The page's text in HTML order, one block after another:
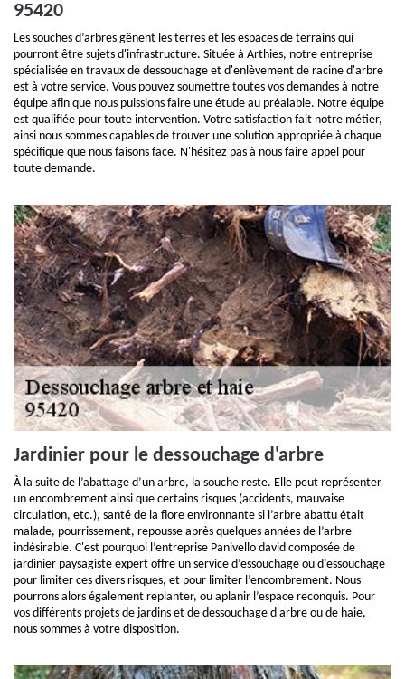
95420
Les souches d’arbres gênent les terres et les espaces de terrains qui
pourront être sujets d'infrastructure. Située à Arthies, notre entreprise
spécialisée en travaux de dessouchage et d'enlèvement de racine d'arbre
est à votre service. Vous pouvez soumettre toutes vos demandes à notre
équipe afin que nous puissions faire une étude au préalable. Notre équipe
est qualifiée pour toute intervention. Votre satisfaction fait notre métier,
ainsi nous sommes capables de trouver une solution appropriée à chaque
spécifique que nous faisons face. N'hésitez pas à nous faire appel pour
toute demande.
Jardinier pour le dessouchage d'arbre
À la suite de l’abattage d’un arbre, la souche reste. Elle peut représenter
un encombrement ainsi que certains risques (accidents, mauvaise
circulation, etc.), santé de la flore environnante si l’arbre abattu était
malade, pourrissement, repousse après quelques années de l’arbre
indésirable. C'est pourquoi l’entreprise Panivello david composée de
jardinier paysagiste expert offre un service d’essouchage ou d’essouchage
pour limiter ces divers risques, et pour limiter l’encombrement. Nous
pourrons alors également replanter, ou aplanir l’espace reconquis. Pour
vos différents projets de jardins et de dessouchage d'arbre ou de haie,
nous sommes à votre disposition.